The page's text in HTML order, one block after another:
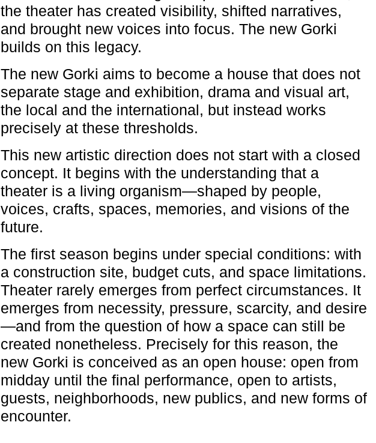
the theater has created visibility, shifted narratives,
and brought new voices into focus. The new Gorki
builds on this legacy.
The new Gorki aims to become a house that does not
separate stage and exhibition, drama and visual art,
the local and the international, but instead works
precisely at these thresholds.
This new artistic direction does not start with a closed
concept. It begins with the understanding that a
theater is a living organism—shaped by people,
voices, crafts, spaces, memories, and visions of the
future.
The first season begins under special conditions: with
a construction site, budget cuts, and space limitations.
Theater rarely emerges from perfect circumstances. It
emerges from necessity, pressure, scarcity, and desire
—and from the question of how a space can still be
created nonetheless. Precisely for this reason, the
new Gorki is conceived as an open house: open from
midday until the final performance, open to artists,
guests, neighborhoods, new publics, and new forms of
encounter.